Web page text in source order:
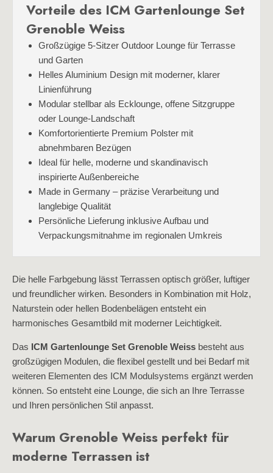
Vorteile des ICM Gartenlounge Set
Grenoble Weiss
Großzügige 5-Sitzer Outdoor Lounge für Terrasse
und Garten
Helles Aluminium Design mit moderner, klarer
Linienführung
Modular stellbar als Ecklounge, offene Sitzgruppe
oder Lounge-Landschaft
Komfortorientierte Premium Polster mit
abnehmbaren Bezügen
Ideal für helle, moderne und skandinavisch
inspirierte Außenbereiche
Made in Germany – präzise Verarbeitung und
langlebige Qualität
Persönliche Lieferung inklusive Aufbau und
Verpackungsmitnahme im regionalen Umkreis
Die helle Farbgebung lässt Terrassen optisch größer, luftiger
und freundlicher wirken. Besonders in Kombination mit Holz,
Naturstein oder hellen Bodenbelägen entsteht ein
harmonisches Gesamtbild mit moderner Leichtigkeit.
Das ICM Gartenlounge Set Grenoble Weiss besteht aus
großzügigen Modulen, die flexibel gestellt und bei Bedarf mit
weiteren Elementen des ICM Modulsystems ergänzt werden
können. So entsteht eine Lounge, die sich an Ihre Terrasse
und Ihren persönlichen Stil anpasst.
Warum Grenoble Weiss perfekt für
moderne Terrassen ist